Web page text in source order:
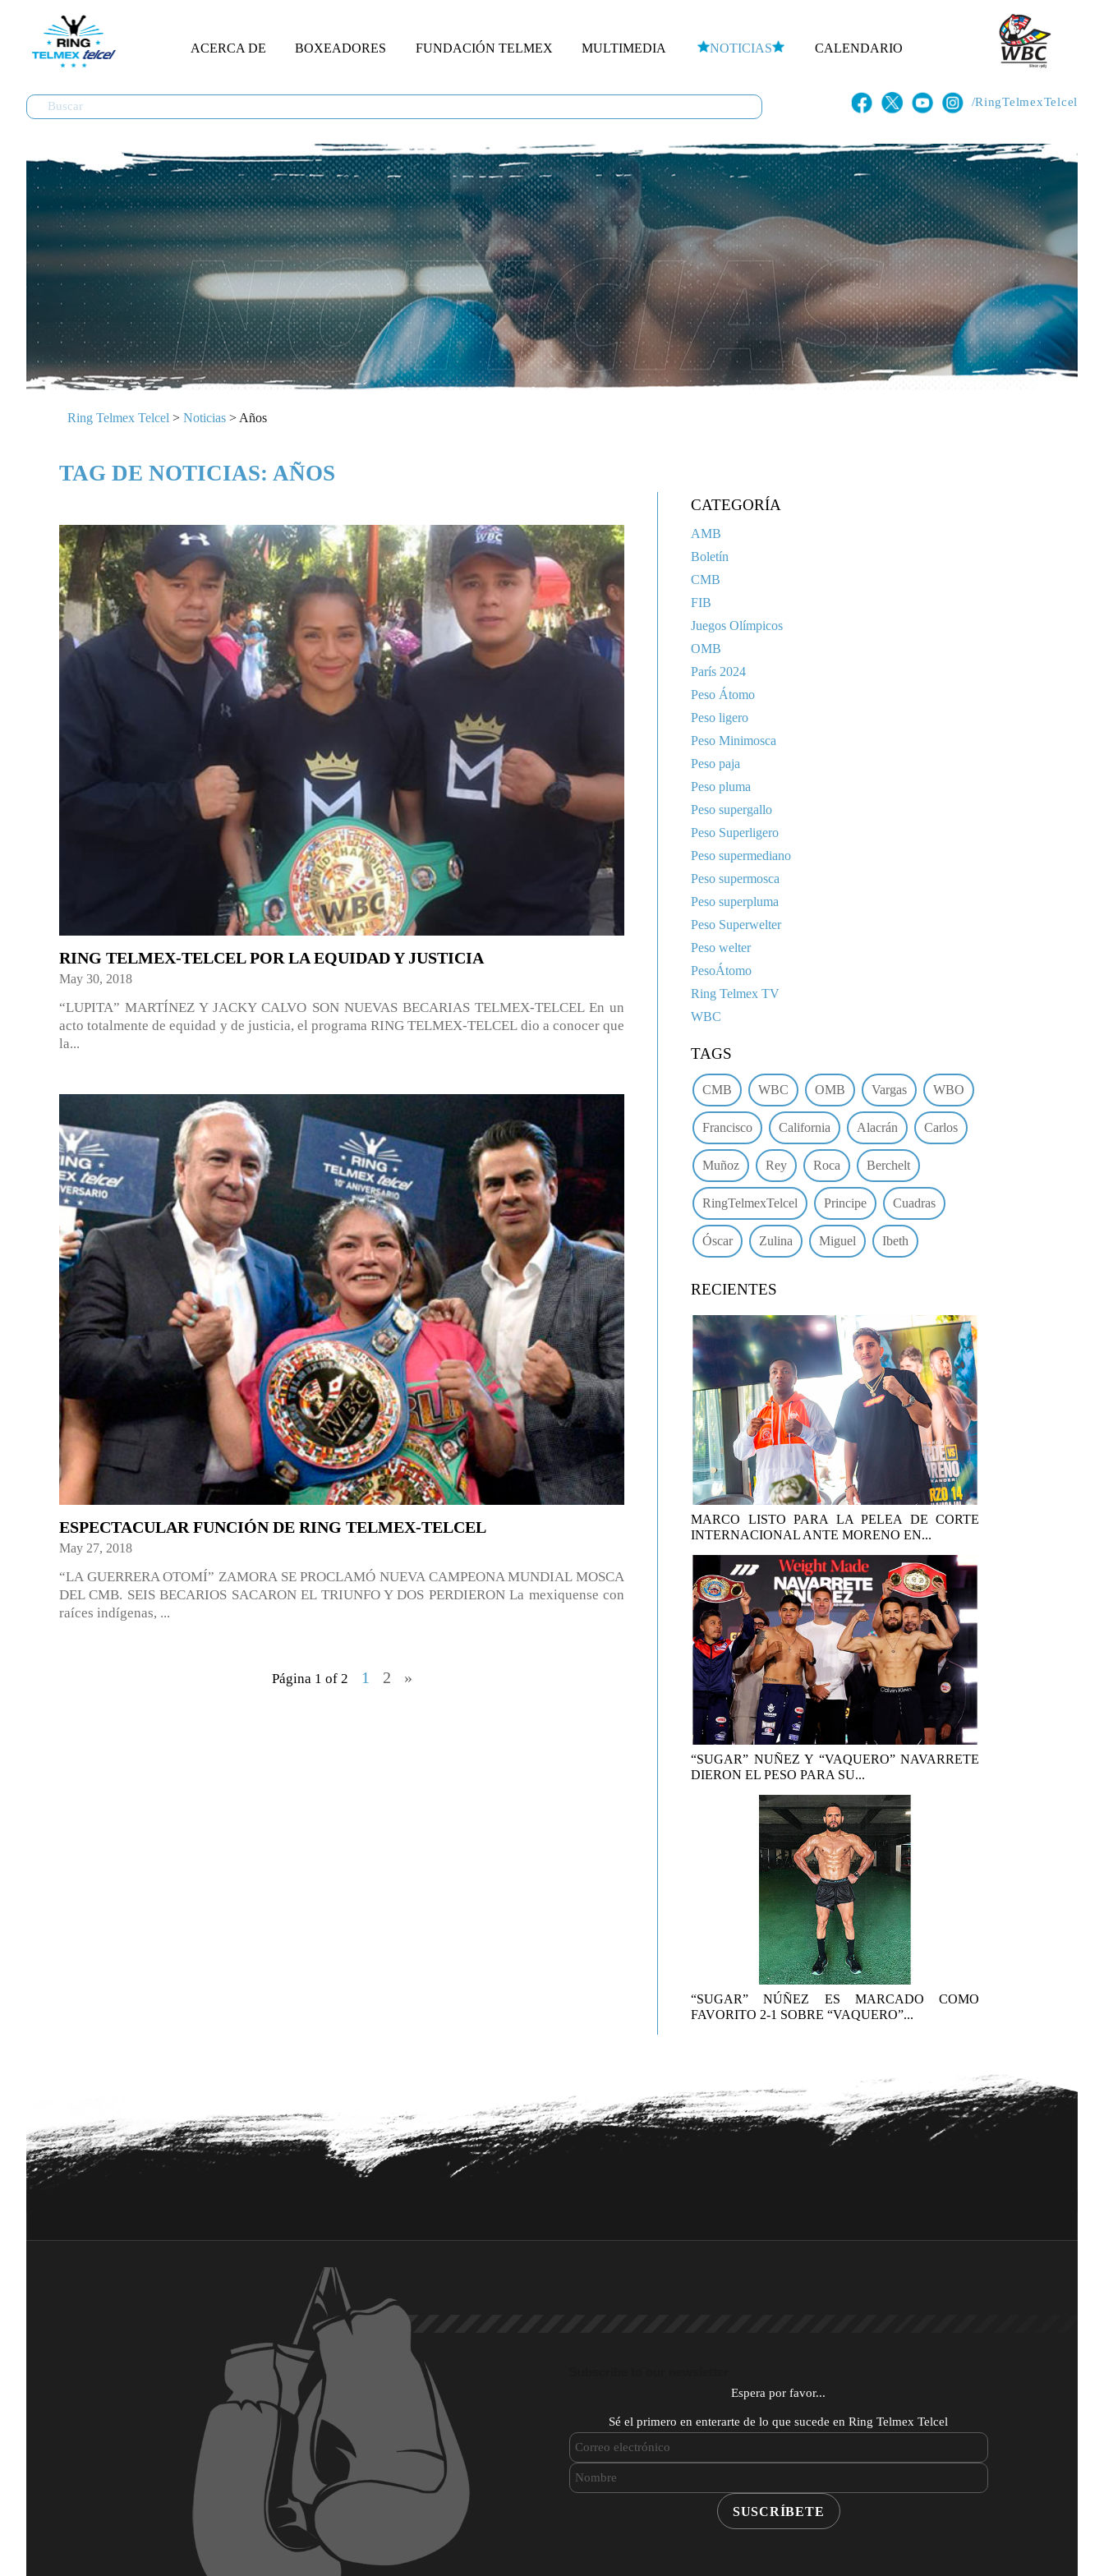
ACERCA DE BOXEADORES FUNDACIÓN TELMEX MULTIMEDIA NOTICIAS CALENDARIO
/RingTelmexTelcel
Ring Telmex Telcel > Noticias > Años
TAG DE NOTICIAS: AÑOS
RING TELMEX-TELCEL POR LA EQUIDAD Y JUSTICIA
May 30, 2018
“LUPITA” MARTÍNEZ Y JACKY CALVO SON NUEVAS BECARIAS TELMEX-TELCEL En un
acto totalmente de equidad y de justicia, el programa RING TELMEX-TELCEL dio a conocer que
la...
ESPECTACULAR FUNCIÓN DE RING TELMEX-TELCEL
May 27, 2018
“LA GUERRERA OTOMÍ” ZAMORA SE PROCLAMÓ NUEVA CAMPEONA MUNDIAL MOSCA
DEL CMB. SEIS BECARIOS SACARON EL TRIUNFO Y DOS PERDIERON La mexiquense con
raíces indígenas, ...
Página 1 of 2 1 2 »
CATEGORÍA
AMB
Boletín
CMB
FIB
Juegos Olímpicos
OMB
París 2024
Peso Átomo
Peso ligero
Peso Minimosca
Peso paja
Peso pluma
Peso supergallo
Peso Superligero
Peso supermediano
Peso supermosca
Peso superpluma
Peso Superwelter
Peso welter
PesoÁtomo
Ring Telmex TV
WBC
TAGS
CMB WBC OMB Vargas WBO
Francisco California Alacrán Carlos
Muñoz Rey Roca Berchelt
RingTelmexTelcel Principe Cuadras
Óscar Zulina Miguel Ibeth
RECIENTES
MARCO LISTO PARA LA PELEA DE CORTE
INTERNACIONAL ANTE MORENO EN...
“SUGAR” NUÑEZ Y “VAQUERO” NAVARRETE
DIERON EL PESO PARA SU...
“SUGAR” NÚÑEZ ES MARCADO COMO
FAVORITO 2-1 SOBRE “VAQUERO”...
Espera por favor...
Sé el primero en enterarte de lo que sucede en Ring Telmex Telcel